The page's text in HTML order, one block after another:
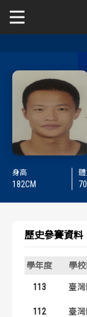
公開男一級
公開女一級
二級與一般組
新聞
身高
182CM 70
歷史參賽資料
學年度 學
113 臺
112 臺